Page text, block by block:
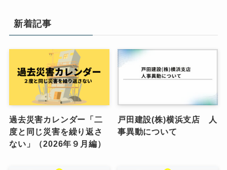
新着記事
過去災害カレンダー「二
度と同じ災害を繰り返さ
ない」（2026年９月編）
戸田建設(株)横浜支店 人
事異動について